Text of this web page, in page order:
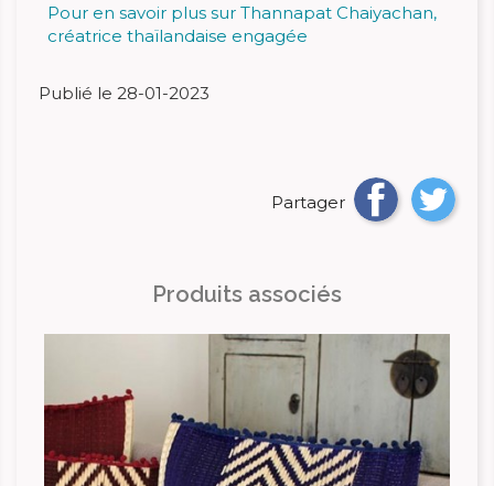
Pour en savoir plus sur Thannapat Chaiyachan,
créatrice thaïlandaise engagée
Publié le 28-01-2023
Partager
Produits associés